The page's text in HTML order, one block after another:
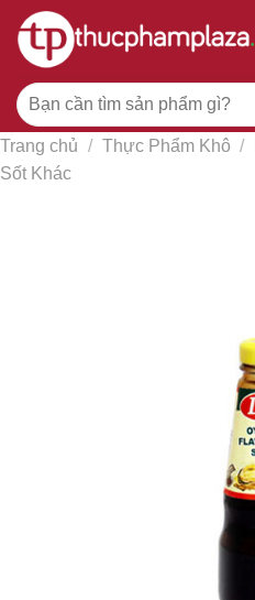
Chuyển
đến
dung
Tìm
kiếm:
Trang chủ / Thực Phẩm Khô /
Sốt Khác